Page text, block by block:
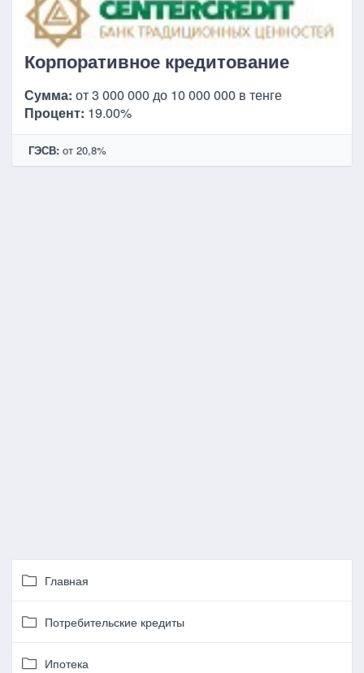
Корпоративное кредитование
Сумма: от 3 000 000 до 10 000 000 в тенге
Процент: 19.00%
ГЭСВ: от 20,8%
Главная
Потребительские кредиты
Ипотека